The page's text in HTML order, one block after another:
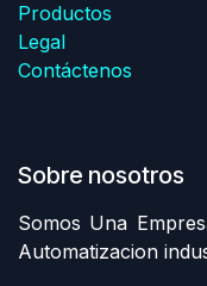
Productos
Legal
Contáctenos
Sobre nosotros
Somos Una
Automatizacion